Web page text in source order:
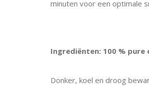
minuten voor een optimale
Ingrediënten: 100 % pure
Donker, koel en droog